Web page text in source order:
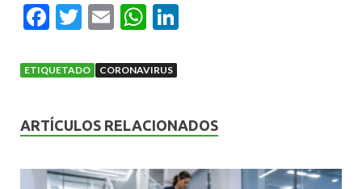
F
e
o
o
k
T
itt
E
ai
W
at
A
p
p
n
ETIQUETADO CORONAVIRUS
ARTÍCULOS RELACIONADOS